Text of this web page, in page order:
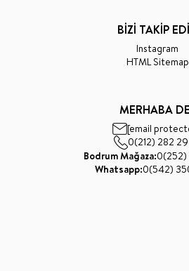
BİZİ TAKİP
Instagram
HTML Sitemap
MERHABA
[email
0(212) 282
Bodrum Mağaza:
Whatsapp:0(542)